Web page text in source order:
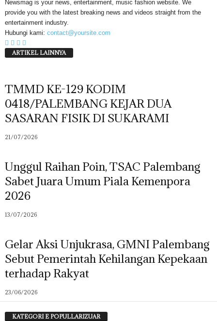
Newsmag is your news, entertainment, music fashion website. We
provide you with the latest breaking news and videos straight from the
entertainment industry.
Hubungi kami: contact@yoursite.com
ARTIKEL LAINNYA
TMMD KE-129 KODIM
0418/PALEMBANG KEJAR DUA
SASARAN FISIK DI SUKARAMI
21/07/2026
Unggul Raihan Poin, TSAC Palembang
Sabet Juara Umum Piala Kemenpora
2026
13/07/2026
Gelar Aksi Unjukrasa, GMNI Palembang
Sebut Pemerintah Kehilangan Kepekaan
terhadap Rakyat
23/06/2026
KATEGORI E POPULLARIZUAR